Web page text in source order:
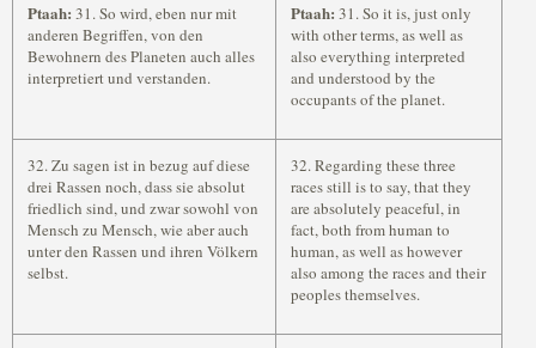
Ptaah: 31. So wird, eben nur mit
anderen Begriffen, von den
Bewohnern des Planeten auch alles
interpretiert und verstanden.
Ptaah: 31. So it is, just only
with other terms, as well as
also everything interpreted
and understood by the
occupants of the planet.
32. Zu sagen ist in bezug auf diese
drei Rassen noch, dass sie absolut
friedlich sind, und zwar sowohl von
Mensch zu Mensch, wie aber auch
unter den Rassen und ihren Völkern
selbst.
32. Regarding these three
races still is to say, that they
are absolutely peaceful, in
fact, both from human to
human, as well as however
also among the races and their
peoples themselves.